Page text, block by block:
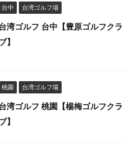
台中 台湾ゴルフ場
湾ゴルフ 台中【豊原ゴルフクラ
】
桃園 台湾ゴルフ場
湾ゴルフ 桃園【楊梅ゴルフクラ
】